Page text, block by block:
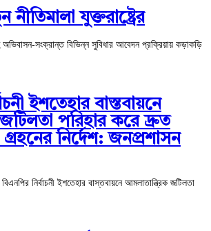
যুক্তরাষ্ট্রের
অভিবাসন-সংক্রান্ত বিভিন্ন সুবিধার আবেদন প্রক্রিয়ায় কড়াকড়ি
ইশতেহার বাস্তবায়নে
পরিহার করে দ্রুত
গ্রহনের নির্দেশ: জনপ্রশাসন
নির্বাচনী ইশতেহার বাস্তবায়নে আমলাতান্ত্রিক জটিলতা